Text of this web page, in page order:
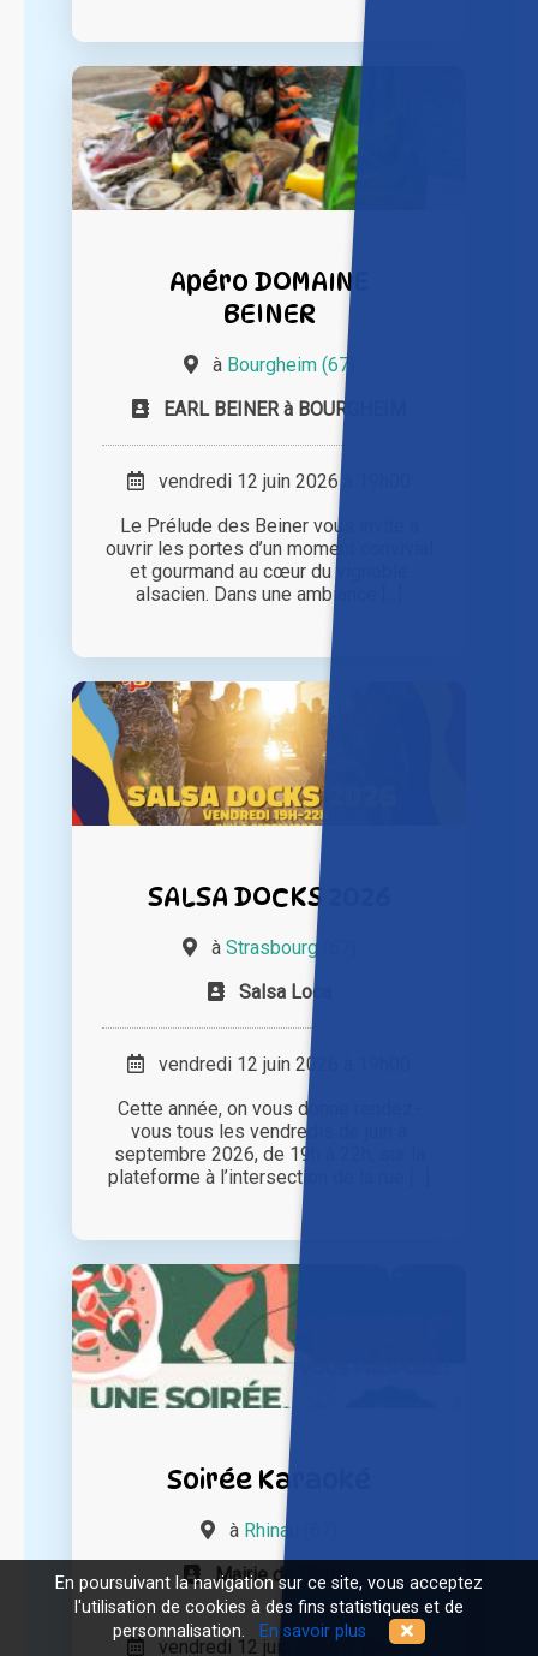
Apéro DOMAINE
BEINER
à Bourgheim (67)
EARL BEINER à BOURGHEIM
vendredi 12 juin 2026 à 19h00
Le Prélude des Beiner vous invite à
ouvrir les portes d’un moment convivial
et gourmand au cœur du vignoble
alsacien. Dans une ambiance [...]
SALSA DOCKS 2026
à Strasbourg (67)
Salsa Loca
vendredi 12 juin 2026 à 19h00
Cette année, on vous donne rendez-
vous tous les vendredis de juin à
septembre 2026, de 19h à 22h, sur la
plateforme à l’intersection de la rue [...]
Soirée Karaoké
à Rhinau (67)
Mairie de Rhinau
vendredi 12 juin 2026 à 19h00
En poursuivant la navigation sur ce site, vous acceptez
l'utilisation de cookies à des fins statistiques et de
personnalisation.
En savoir plus